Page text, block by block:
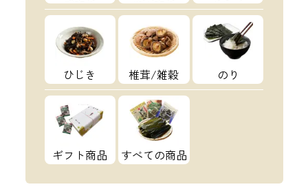
ひじき 椎茸/雑穀 のり
ギフト商品 すべての商品